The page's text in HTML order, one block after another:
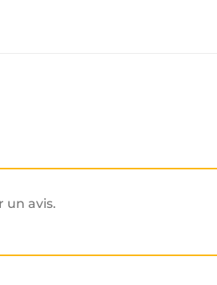
un avis.